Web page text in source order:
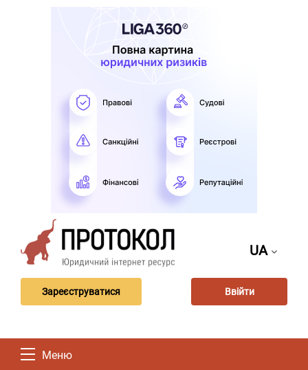
UA
Зареєструватися Ввійти
Меню